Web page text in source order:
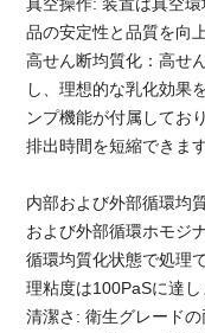
品の安定性と品質を向
高せん断均質化：高せ
し、理想的な乳化効果
ンプ機能が付属してお
排出時間を短縮できます
内部および外部循環均
および外部循環ホモジ
循環均質化状態で処理
理粘度は100PaSに達し
清潔さ: 衛生グレード